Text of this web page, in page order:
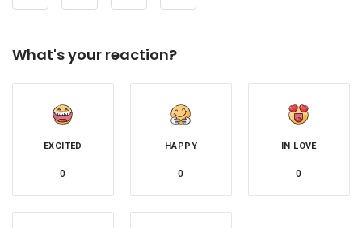
What's your reaction?
EXCITED
0
HAPPY
0
IN LOVE
0